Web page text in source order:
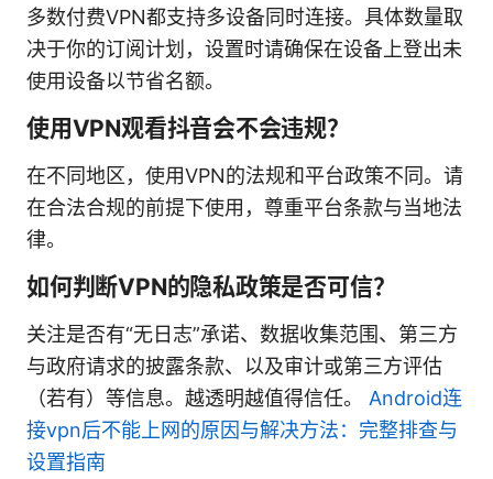
多数付费VPN都支持多设备同时连接。具体数量取
决于你的订阅计划，设置时请确保在设备上登出未
使用设备以节省名额。
使用VPN观看抖音会不会违规？
在不同地区，使用VPN的法规和平台政策不同。请
在合法合规的前提下使用，尊重平台条款与当地法
律。
如何判断VPN的隐私政策是否可信？
关注是否有“无日志”承诺、数据收集范围、第三方
与政府请求的披露条款、以及审计或第三方评估
（若有）等信息。越透明越值得信任。 Android连
接vpn后不能上网的原因与解决方法：完整排查与
设置指南